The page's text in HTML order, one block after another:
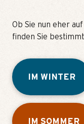
Ob Sie nun eher
finden Sie
IM WINTER
IM SOMMER